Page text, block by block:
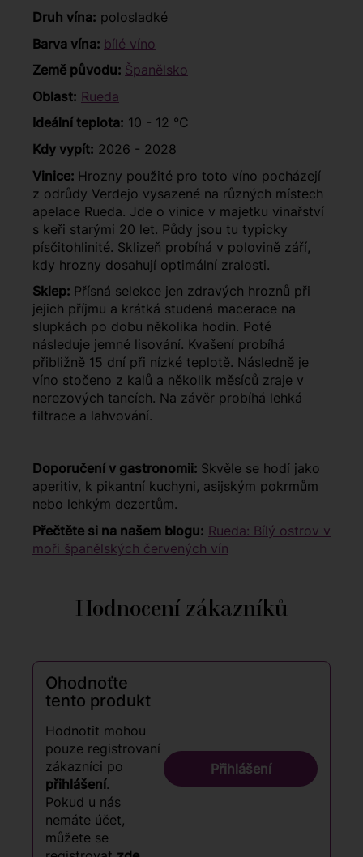
Druh vína: polosladké
Barva vína: bílé víno
Země původu: Španělsko
Oblast: Rueda
Ideální teplota: 10 - 12 °C
Kdy vypít: 2026 - 2028
Vinice: Hrozny použité pro toto víno pocházejí
z odrůdy Verdejo vysazené na různých místech
apelace Rueda. Jde o vinice v majetku vinařství
s keři starými 20 let. Půdy jsou tu typicky
písčitohlinité. Sklizeň probíhá v polovině září,
kdy hrozny dosahují optimální zralosti.
Sklep: Přísná selekce jen zdravých hroznů při
jejich příjmu a krátká studená macerace na
slupkách po dobu několika hodin. Poté
následuje jemné lisování. Kvašení probíhá
přibližně 15 dní při nízké teplotě. Následně je
víno stočeno z kalů a několik měsíců zraje v
nerezových tancích. Na závěr probíhá lehká
filtrace a lahvování.
Doporučení v gastronomii: Skvěle se hodí jako
aperitiv, k pikantní kuchyni, asijským pokrmům
nebo lehkým dezertům.
Přečtěte si na našem blogu: Rueda: Bílý ostrov v
moři španělských červených vín
Hodnocení zákazníků
Ohodnoťte
tento produkt
Hodnotit mohou
pouze registrovaní
zákazníci po
přihlášení.
Pokud u nás
nemáte účet,
můžete se
Přihlášení